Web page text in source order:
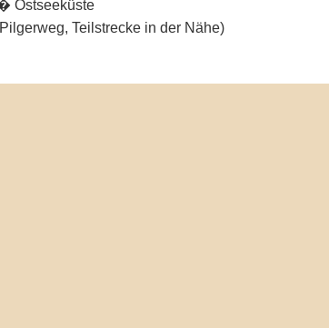
Ostseeküste
Teilstrecke in der Nähe)